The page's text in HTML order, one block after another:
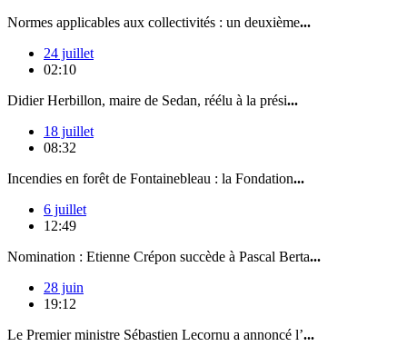
Normes applicables aux collectivités : un deuxième...
24 juillet
02:10
Didier Herbillon, maire de Sedan, réélu à la prési...
18 juillet
08:32
Incendies en forêt de Fontainebleau : la Fondation...
6 juillet
12:49
Nomination : Etienne Crépon succède à Pascal Berta...
28 juin
19:12
Le Premier ministre Sébastien Lecornu a annoncé l’...